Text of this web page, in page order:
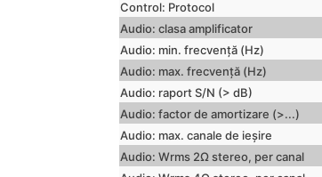
Control: Protocol
Audio: clasa amplificator
Audio: min. frecvență (Hz)
Audio: max. frecvență (Hz)
Audio: raport S/N (> dB)
Audio: factor de amortizare (>...)
Audio: max. canale de ieșire
Audio: Wrms 2Ω stereo, per canal